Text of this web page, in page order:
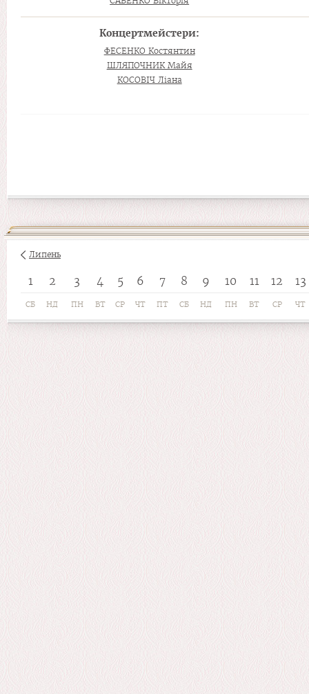
Концертмейстери:
ФЕСЕНКО Костянтин
ШЛЯПОЧНИК Майя
КОСОВІЧ Ліана
Липень
1 2 3 4 5 6 7 8 9 10 11 12 13
СБ НД ПН ВТ СР ЧТ ПТ СБ НД ПН ВТ СР ЧТ